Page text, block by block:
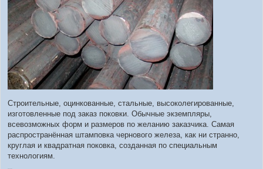
Строительные, оцинкованные, стальные, высоколегированные,
изготовленные под заказ поковки. Обычные экземпляры,
всевозможных форм и размеров по желанию заказчика. Самая
распространённая штамповка чернового железа, как ни странно,
круглая и квадратная поковка, созданная по специальным
технологиям.